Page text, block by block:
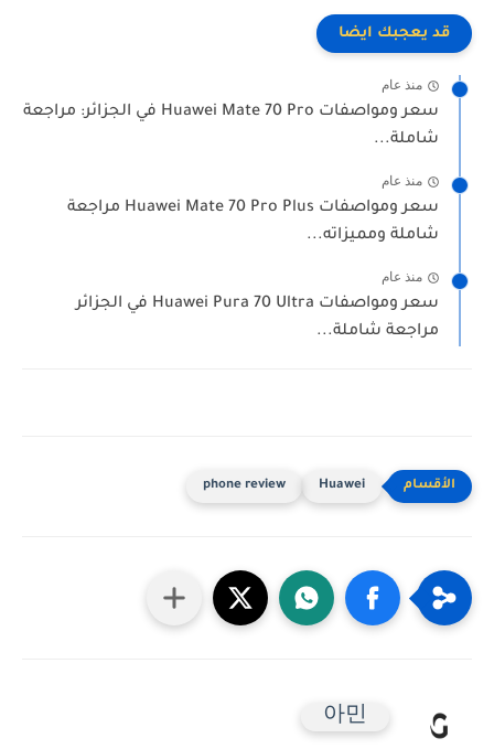
قد يعجبك ايضا
منذ عام
سعر ومواصفات Huawei Mate 70 Pro في الجزائر: مراجعة
شاملة...
منذ عام
سعر ومواصفات Huawei Mate 70 Pro Plus مراجعة
شاملة ومميزاته...
منذ عام
سعر ومواصفات Huawei Pura 70 Ultra في الجزائر
مراجعة شاملة...
Huawei
phone review
아민